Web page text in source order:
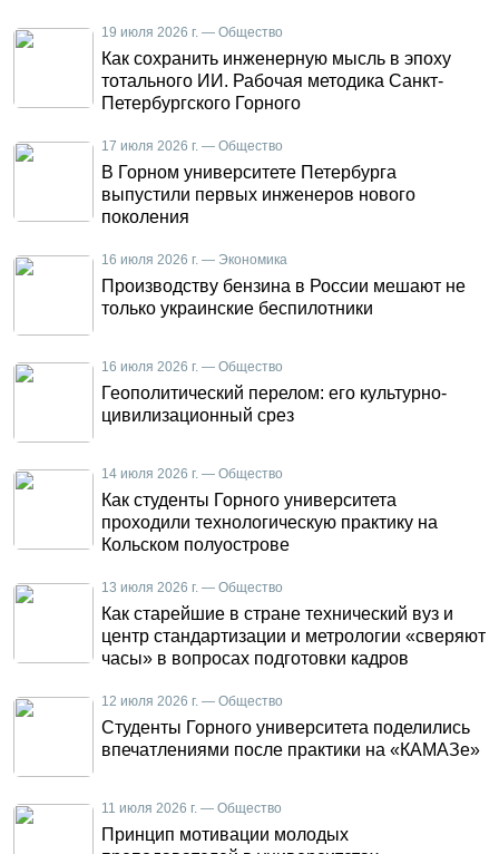
19 июля 2026 г. — Общество
Как сохранить инженерную мысль в эпоху
тотального ИИ. Рабочая методика Санкт-
Петербургского Горного
17 июля 2026 г. — Общество
В Горном университете Петербурга
выпустили первых инженеров нового
поколения
16 июля 2026 г. — Экономика
Производству бензина в России мешают не
только украинские беспилотники
16 июля 2026 г. — Общество
Геополитический перелом: его культурно-
цивилизационный срез
14 июля 2026 г. — Общество
Как студенты Горного университета
проходили технологическую практику на
Кольском полуострове
13 июля 2026 г. — Общество
Как старейшие в стране технический вуз и
центр стандартизации и метрологии «сверяют
часы» в вопросах подготовки кадров
12 июля 2026 г. — Общество
Студенты Горного университета поделились
впечатлениями после практики на «КАМАЗе»
11 июля 2026 г. — Общество
Принцип мотивации молодых